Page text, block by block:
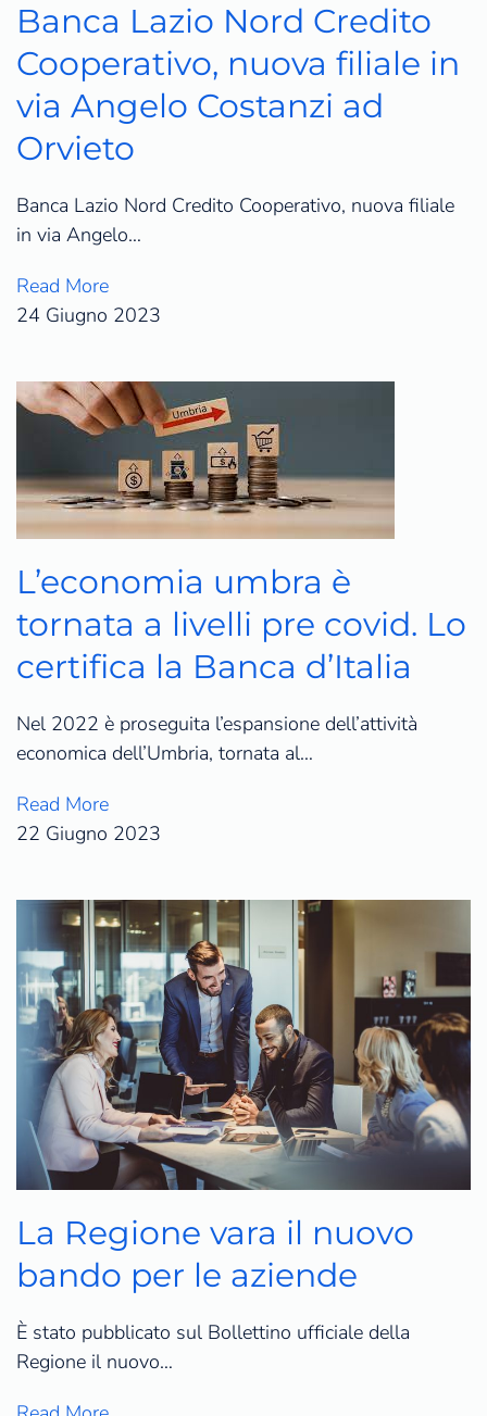
Banca Lazio Nord Credito
Cooperativo, nuova filiale in
via Angelo Costanzi ad
Orvieto
Banca Lazio Nord Credito Cooperativo, nuova filiale
in via Angelo…
Read More
24 Giugno 2023
L’economia umbra è
tornata a livelli pre covid. Lo
certifica la Banca d’Italia
Nel 2022 è proseguita l’espansione dell’attività
economica dell’Umbria, tornata al…
Read More
22 Giugno 2023
La Regione vara il nuovo
bando per le aziende
È stato pubblicato sul Bollettino ufficiale della
Regione il nuovo…